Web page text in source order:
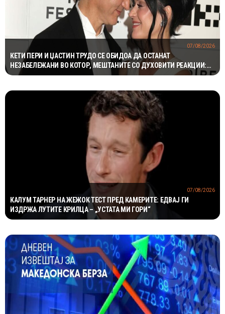
КЕТИ ПЕРИ И ЏАСТИН ТРУДО СЕ ОБИДОА ДА ОСТАНАТ
НЕЗАБЕЛЕЖАНИ ВО КОТОР, МЕШТАНИТЕ СО ДУХОВИТИ РЕАКЦИИ:
„НИКОЈ НЕ БИ ГИ ПРЕПОЗНАЛ“
07/08/2026
КАЛУМ ТАРНЕР НА ЖЕЖОК ТЕСТ ПРЕД КАМЕРИТЕ: ЕДВАЈ ГИ
ИЗДРЖА ЛУТИТЕ КРИЛЦА – „УСТАТА МИ ГОРИ“
07/08/2026